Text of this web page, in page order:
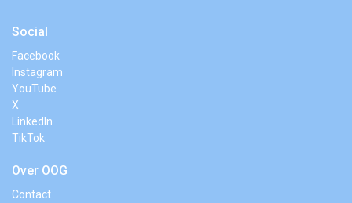
Social
Facebook
Instagram
YouTube
X
LinkedIn
TikTok
Over OOG
Contact